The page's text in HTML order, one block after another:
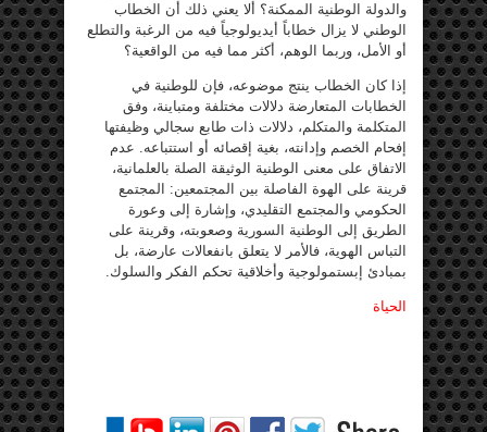
والدولة الوطنية الممكنة؟ ألا يعني ذلك أن الخطاب
الوطني لا يزال خطاباً أيديولوجياً فيه من الرغبة والتطلع
أو الأمل، وربما الوهم، أكثر مما فيه من الواقعية؟
إذا كان الخطاب ينتج موضوعه، فإن للوطنية في
الخطابات المتعارضة دلالات مختلفة ومتباينة، وفق
المتكلمة والمتكلم، دلالات ذات طابع سجالي وظيفتها
إفحام الخصم وإدانته، بغية إقصائه أو استتباعه. عدم
الاتفاق على معنى الوطنية الوثيقة الصلة بالعلمانية،
قرينة على الهوة الفاصلة بين المجتمعين: المجتمع
الحكومي والمجتمع التقليدي، وإشارة إلى وعورة
الطريق إلى الوطنية السورية وصعوبته، وقرينة على
التباس الهوية، فالأمر لا يتعلق بانفعالات عارضة، بل
بمبادئ إبستمولوجية وأخلاقية تحكم الفكر والسلوك.
الحياة